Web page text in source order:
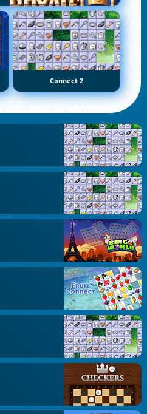
Connect 2